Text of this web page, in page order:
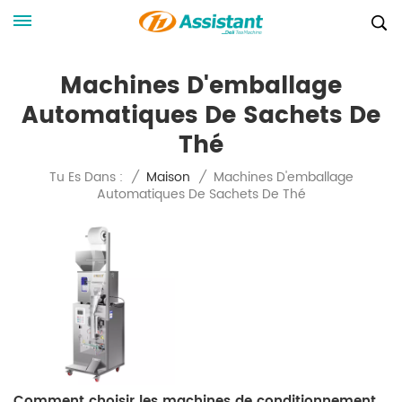
Machines D'emballage
Automatiques De Sachets De
Thé
Tu Es Dans : / Maison / Machines D'emballage
Automatiques De Sachets De Thé